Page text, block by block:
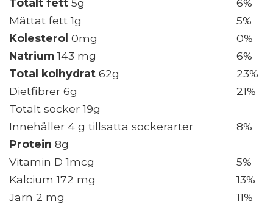
Totalt fett 5g
6%
Mättat fett 1g
5%
Kolesterol 0mg
0%
Natrium143 mg
6%
Total kolhydrat 62g
23%
Dietfibrer 6g
21%
Totalt socker 19g
Innehåller 4 g tillsatta sockerarter
8%
Protein 8g
Vitamin D 1mcg
5%
Kalcium 172 mg
13%
Järn 2 mg
11%